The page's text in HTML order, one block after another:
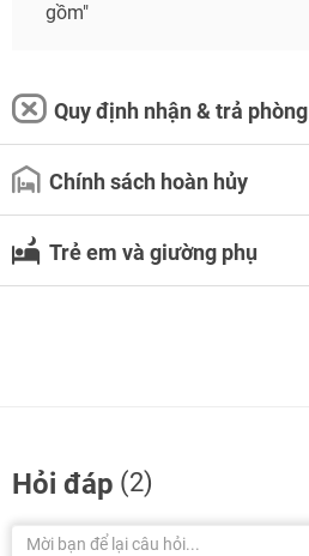
gồm"
Quy định nhận & trả phòng
Chính sách hoàn hủy
Trẻ em và giường phụ
Hỏi đáp (2)